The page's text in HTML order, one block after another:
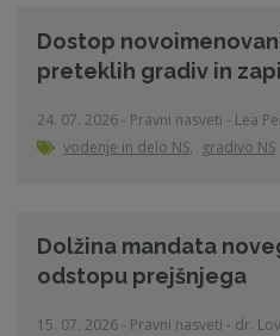
Dostop
preteklih gradiv in
24. 07. 2026 - Pravni nasveti - Lea
vodenje in delo NS, gradivo NS
Dolžina mandata
odstopu prejšnjega
15. 07. 2026 - Pravni nasveti - dr.